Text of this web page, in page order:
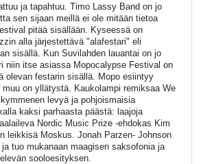
ja tapahtuu. Timo Lassy Band on jo
sen sijaan meillä ei ole mitään tietoa
pitää sisällään. Kyseessä on
alla järjestettävä "alafestari" eli
sisällä. Kun Suvilahden lauantai on jo
niin itse asiassa Mopocalypse Festival on
olevan festarin sisällä. Mopo esiintyy
on yllätystä. Kaukolampi remiksaa We
levyä ja pohjoismaisia
kaksi parhaasta päästä: laajoja
Nordic Music Prize -ehdokas Kim
leikkisä Moskus. Jonah Parzen- Johnson
tuo mukanaan maagisen saksofonia ja
sooloesityksen.